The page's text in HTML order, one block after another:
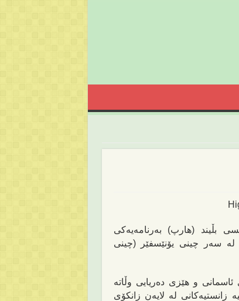
بڵیند (هارپ) به‌رنامه‌یه‌كی
له‌ سه‌ر چینی یۆنێسفێر (چینی
و هێزی ‌ده‌ریایی وڵاته‌
زانستیه‌كانی له‌ لایه‌ن زانكۆی